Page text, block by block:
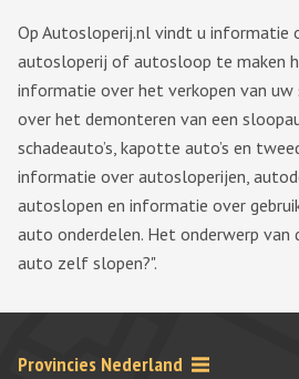
Op Autosloperij.nl vindt u informatie
autosloperij of autosloop te maken
informatie over het verkopen van
over het demonteren van een
schadeauto’s, kapotte auto’s en
informatie over autosloperijen,
autoslopen en informatie over
auto onderdelen. Het onderwerp van
auto zelf slopen?".
Provincies Nederland